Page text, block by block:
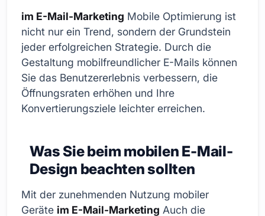
im E-Mail-Marketing Mobile Optimierung ist
nicht nur ein Trend, sondern der Grundstein
jeder erfolgreichen Strategie. Durch die
Gestaltung mobilfreundlicher E-Mails können
Sie das Benutzererlebnis verbessern, die
Öffnungsraten erhöhen und Ihre
Konvertierungsziele leichter erreichen.
Was Sie beim mobilen E-Mail-
Design beachten sollten
Mit der zunehmenden Nutzung mobiler
Geräte im E-Mail-Marketing Auch die